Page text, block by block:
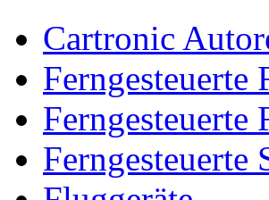
Cartronic
Ferngesteuerte
Ferngesteuerte
Ferngesteuerte